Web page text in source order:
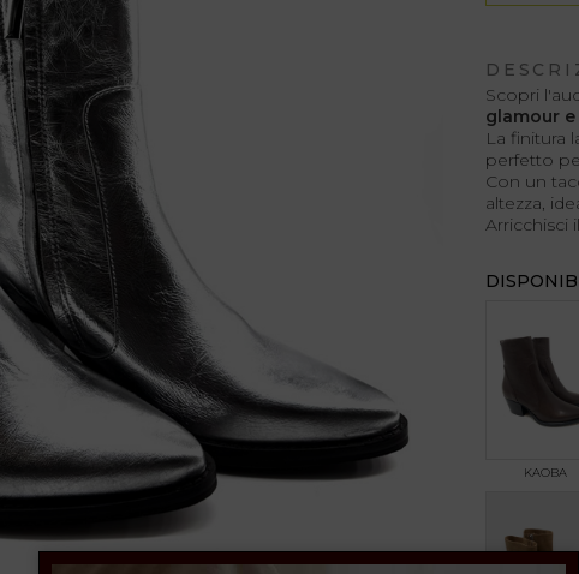
Scopri
glamour
La finitura
perfetto
Con un
altezza,
Arricchisci
KAOBA